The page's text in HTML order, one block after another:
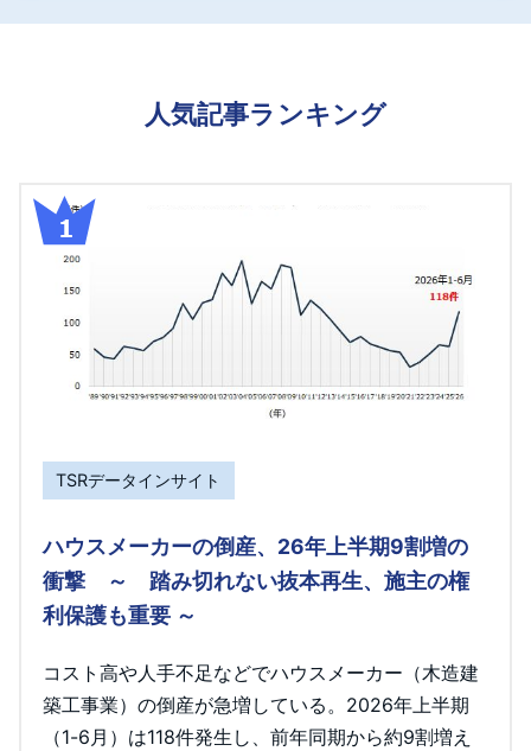
人気記事ランキング
TSRデータインサイト
ハウスメーカーの倒産、26年上半期9割増の
衝撃 ～ 踏み切れない抜本再生、施主の権
利保護も重要 ～
コスト高や人手不足などでハウスメーカー（木造建
築工事業）の倒産が急増している。2026年上半期
（1-6月）は118件発生し、前年同期から約9割増え